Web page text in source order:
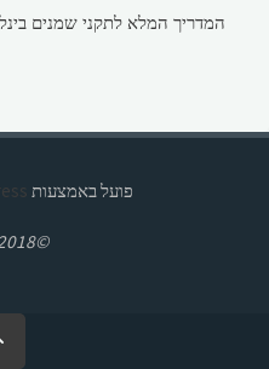
המדריך המלא לתקני שמנים
פועל באמצעות
©2018 פרומט